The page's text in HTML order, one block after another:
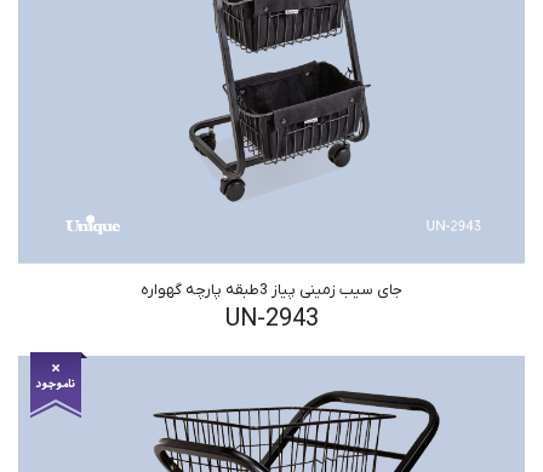
جای سیب زمینی پیاز 3طبقه پارچه گهواره
UN-2943